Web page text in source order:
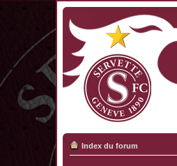
Index du forum